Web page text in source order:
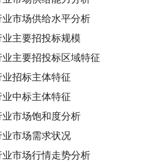
市场供给水平分析
主要招投标规模
主要招投标区域特征
招标主体特征
中标主体特征
市场饱和度分析
市场需求状况
市场行情走势分析